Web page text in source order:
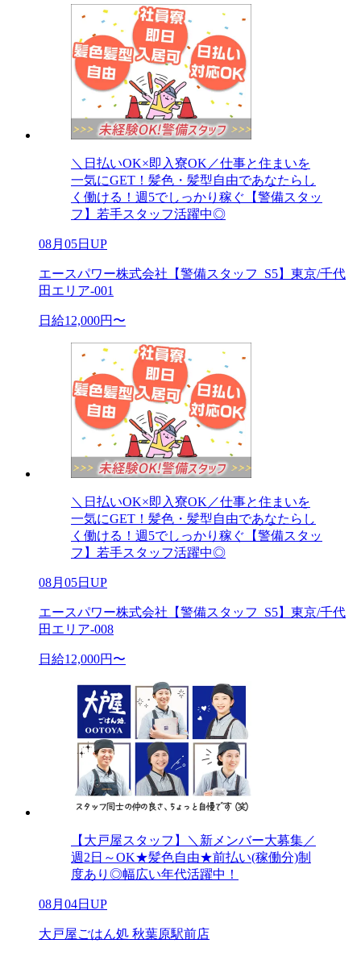
＼日払いOK×即入寮OK／仕事と住まいを
一気にGET！髪色・髪型自由であなたらし
く働ける！週5でしっかり稼ぐ【警備スタッ
フ】若手スタッフ活躍中◎
08月05日UP
エースパワー株式会社【警備スタッフ_S5】東京/千代
田エリア-001
日給12,000円〜
＼日払いOK×即入寮OK／仕事と住まいを
一気にGET！髪色・髪型自由であなたらし
く働ける！週5でしっかり稼ぐ【警備スタッ
フ】若手スタッフ活躍中◎
08月05日UP
エースパワー株式会社【警備スタッフ_S5】東京/千代
田エリア-008
日給12,000円〜
【大戸屋スタッフ】＼新メンバー大募集／
週2日～OK★髪色自由★前払い(稼働分)制
度あり◎幅広い年代活躍中！
08月04日UP
大戸屋ごはん処 秋葉原駅前店